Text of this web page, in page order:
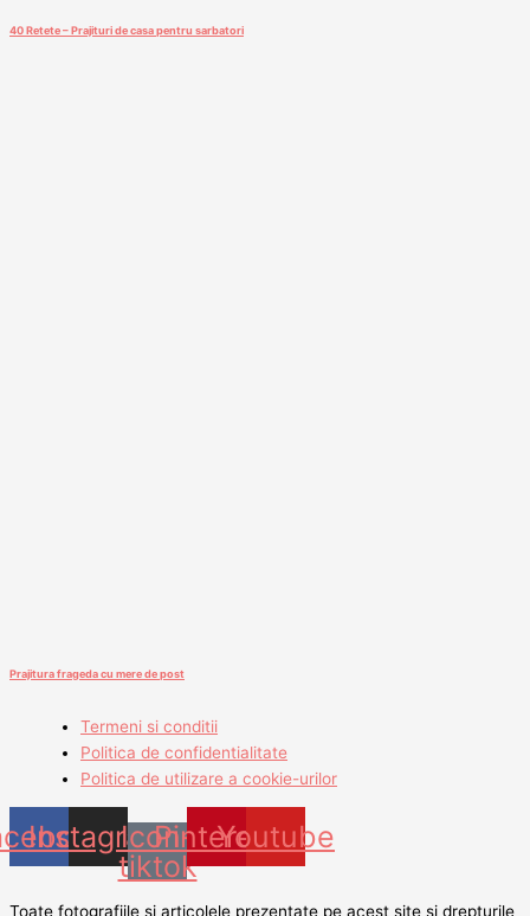
40 Retete – Prajituri de casa pentru sarbatori
Prajitura frageda cu mere de post
Termeni si conditii
Politica de confidentialitate
Politica de utilizare a cookie-urilor
Instagram
Icon-
tiktok
Pinterest
Youtube
Toate fotografiile si articolele prezentate pe acest site si drepturile